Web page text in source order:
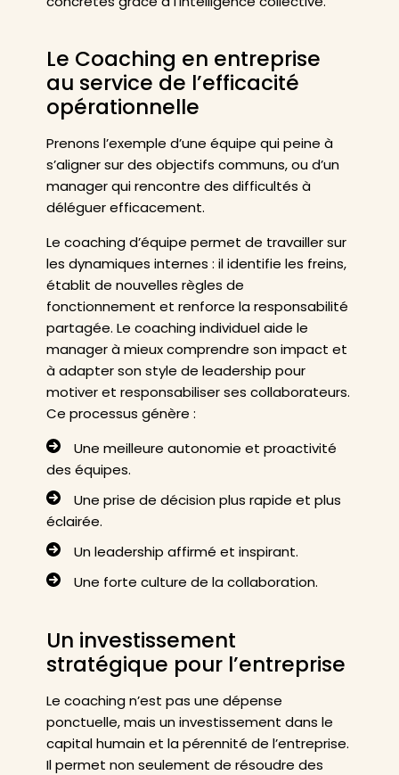
Le Coaching en entreprise
au service de l’efficacité
opérationnelle
Prenons l’exemple d’une équipe qui peine à
s’aligner sur des objectifs communs, ou d’un
manager qui rencontre des difficultés à
déléguer efficacement.
Le coaching d’équipe permet de travailler sur
les dynamiques internes : il identifie les freins,
établit de nouvelles règles de
fonctionnement et renforce la responsabilité
partagée. Le coaching individuel aide le
manager à mieux comprendre son impact et
à adapter son style de leadership pour
motiver et responsabiliser ses collaborateurs.
Ce processus génère :
Une meilleure autonomie et proactivité
des équipes.
Une prise de décision plus rapide et plus
éclairée.
Un leadership affirmé et inspirant.
Une forte culture de la collaboration.
Un investissement
stratégique pour l’entreprise
Le coaching n’est pas une dépense
ponctuelle, mais un investissement dans le
capital humain et la pérennité de l’entreprise.
Il permet non seulement de résoudre des